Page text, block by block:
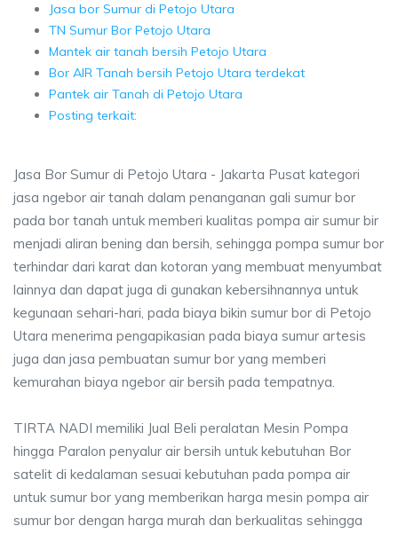
Jasa bor Sumur di Petojo Utara
TN Sumur Bor Petojo Utara
Mantek air tanah bersih Petojo Utara
Bor AIR Tanah bersih Petojo Utara terdekat
Pantek air Tanah di Petojo Utara
Posting terkait:
Jasa Bor Sumur di Petojo Utara - Jakarta Pusat kategori
jasa ngebor air tanah dalam penanganan gali sumur bor
pada bor tanah untuk memberi kualitas pompa air sumur bir
menjadi aliran bening dan bersih, sehingga pompa sumur bor
terhindar dari karat dan kotoran yang membuat menyumbat
lainnya dan dapat juga di gunakan kebersihnannya untuk
kegunaan sehari-hari, pada biaya bikin sumur bor di Petojo
Utara menerima pengapikasian pada biaya sumur artesis
juga dan jasa pembuatan sumur bor yang memberi
kemurahan biaya ngebor air bersih pada tempatnya.
TIRTA NADI memiliki Jual Beli peralatan Mesin Pompa
hingga Paralon penyalur air bersih untuk kebutuhan Bor
satelit di kedalaman sesuai kebutuhan pada pompa air
untuk sumur bor yang memberikan harga mesin pompa air
sumur bor dengan harga murah dan berkualitas sehingga